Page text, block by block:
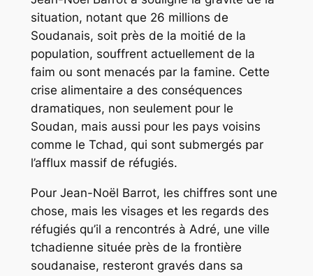
situation, notant que 26 millions de
Soudanais, soit près de la moitié de la
population, souffrent actuellement de la
faim ou sont menacés par la famine. Cette
crise alimentaire a des conséquences
dramatiques, non seulement pour le
Soudan, mais aussi pour les pays voisins
comme le Tchad, qui sont submergés par
l’afflux massif de réfugiés.
Pour Jean-Noël Barrot, les chiffres sont une
chose, mais les visages et les regards des
réfugiés qu’il a rencontrés à Adré, une ville
tchadienne située près de la frontière
soudanaise, resteront gravés dans sa